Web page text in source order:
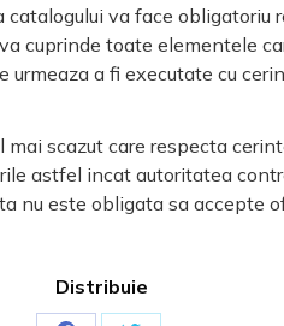
va face obligatoriu
cuprinde toate elementele
a fi executate cu
scazut care respecta
astfel incat autoritatea
nu este obligata sa accepte
Distribuie